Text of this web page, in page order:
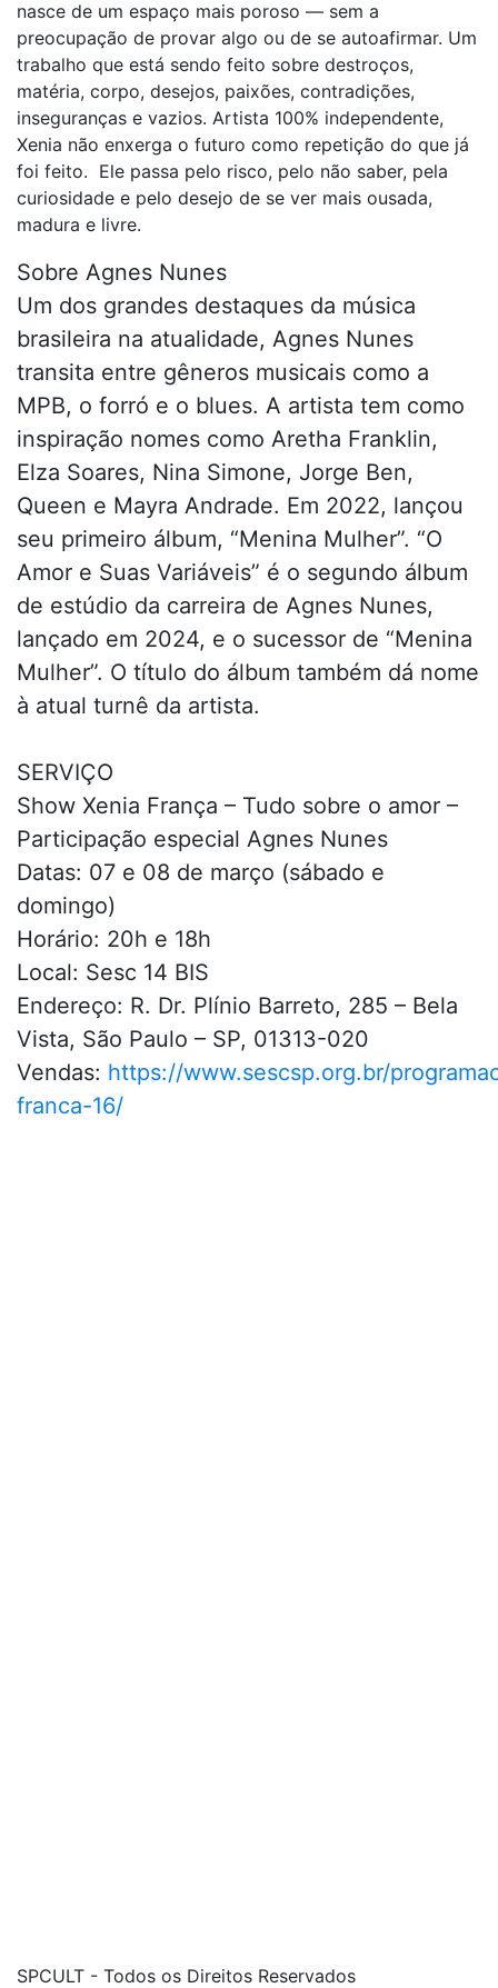
nasce de um espaço mais poroso — sem a
preocupação de provar algo ou de se autoafirmar. Um
trabalho que está sendo feito sobre destroços,
matéria, corpo, desejos, paixões, contradições,
inseguranças e vazios. Artista 100% independente,
Xenia não enxerga o futuro como repetição do que já
foi feito. Ele passa pelo risco, pelo não saber, pela
curiosidade e pelo desejo de se ver mais ousada,
madura e livre.
Sobre Agnes Nunes
Um dos grandes destaques da música
brasileira na atualidade, Agnes Nunes
transita entre gêneros musicais como a
MPB, o forró e o blues. A artista tem como
inspiração nomes como Aretha Franklin,
Elza Soares, Nina Simone, Jorge Ben,
Queen e Mayra Andrade. Em 2022, lançou
seu primeiro álbum, “Menina Mulher”. “O
Amor e Suas Variáveis” é o segundo álbum
de estúdio da carreira de Agnes Nunes,
lançado em 2024, e o sucessor de “Menina
Mulher”. O título do álbum também dá nome
à atual turnê da artista.
SERVIÇO
Show Xenia França – Tudo sobre o amor –
Participação especial Agnes Nunes
Datas: 07 e 08 de março (sábado e
domingo)
Horário: 20h e 18h
Local: Sesc 14 BIS
Endereço: R. Dr. Plínio Barreto, 285 – Bela
Vista, São Paulo – SP, 01313-020
Vendas: https://www.sescsp.org.br/
franca-16/
SPCULT - Todos os Direitos Reservados